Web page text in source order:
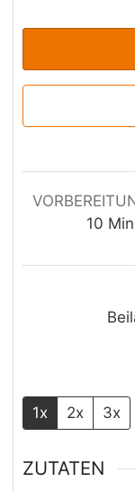
10
1x 2x 3x
ZUTATEN